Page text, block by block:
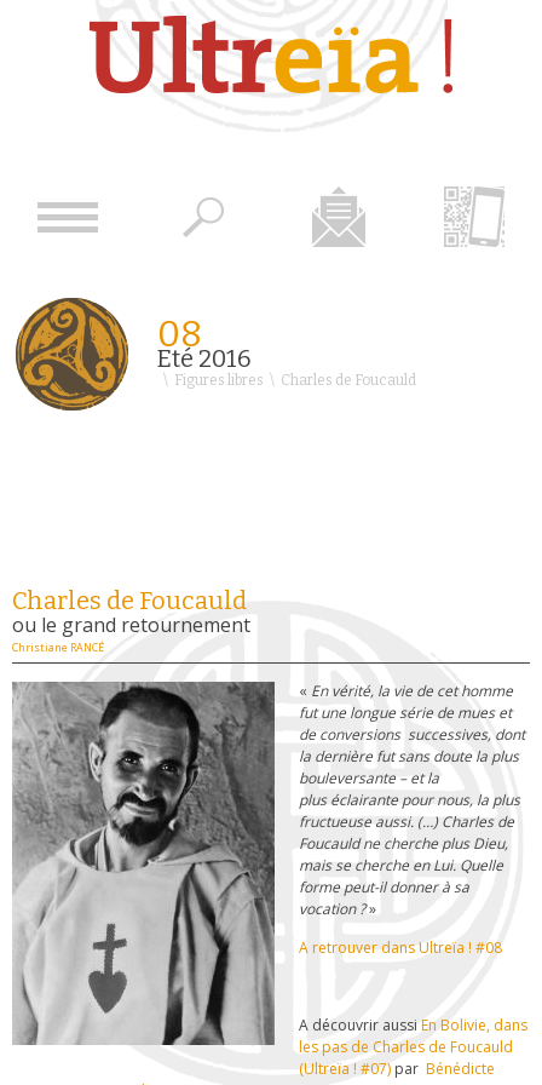
08
Eté 2016
\ Figures libres \ Charles de Foucauld
Charles de Foucauld
ou le grand retournement
Christiane RANCÉ
« En vérité, la vie de cet homme
fut une longue série de mues et
de conversions successives, dont
la dernière fut sans doute la plus
bouleversante – et la
plus éclairante pour nous, la plus
fructueuse aussi. (…) Charles de
Foucauld ne cherche plus Dieu,
mais se cherche en Lui. Quelle
forme peut-il donner à sa
vocation ?»
A retrouver dans Ultreïa ! #08
A découvrir aussi En Bolivie, dans
les pas de Charles de Foucauld
(Ultreïa ! #07) par Bénédicte